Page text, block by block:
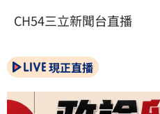
CH54三立新聞台直播
現正直播